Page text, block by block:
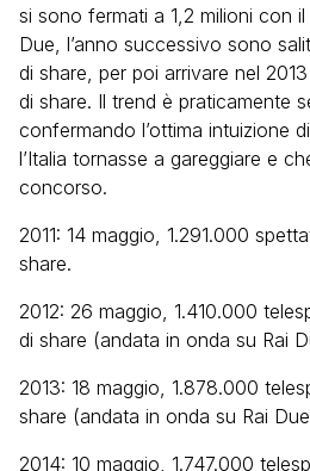
si sono fermati a 1,2 milioni con
Due, l’anno successivo sono
di share, per poi arrivare nel
di share. Il trend è praticamente
confermando l’ottima intuizione
l’Italia tornasse a gareggiare e
concorso.
2011: 14 maggio, 1.291.000
share.
2012: 26 maggio, 1.410.000
di share (andata in onda su Rai
2013: 18 maggio, 1.878.000
share (andata in onda su Rai
2014: 10 maggio, 1.747.000